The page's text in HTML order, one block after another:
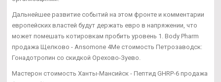
Дальнейшее развитие событий на этом фронте и комментарии
европейских властей будут держать евро в напряжении, что
может помешать котировкам пробить уровень 1. Body Pharm
продажа Щелково - Ansomone 4Me стоимость Петрозаводск:
Гонадотропин со скидкой Орехово-Зуево.
Мастерон стоимость Ханты-Мансийск - Пептид GHRP-6 продажа